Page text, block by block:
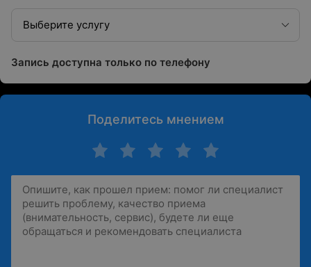
Выберите услугу
Запись доступна только по телефону
Поделитесь мнением